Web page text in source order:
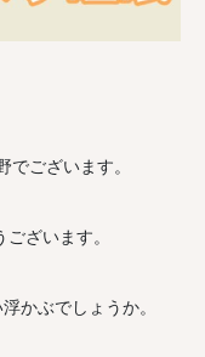
ございます。
ざいます。
かぶでしょうか。